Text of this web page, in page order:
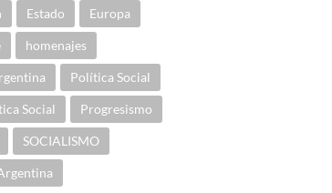
Estado Europa
homenajes
Política Social
Social Progresismo
SOCIALISMO